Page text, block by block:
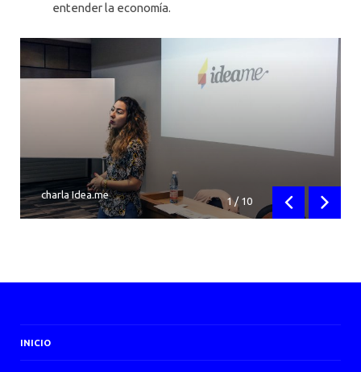
entender la economía.
charla Idea.me
1/ 10
Anterior
INICIO